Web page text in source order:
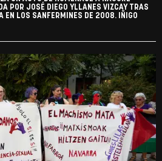
POR JOSÉ DIEGO YLLANES VIZCAY TRAS
EN LOS SANFERMINES DE 2008. IÑIGO